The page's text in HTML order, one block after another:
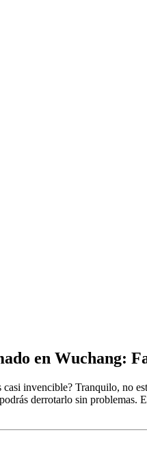
en Wuchang:
casi invencible? Tranquilo, no
derrotarlo sin problemas.